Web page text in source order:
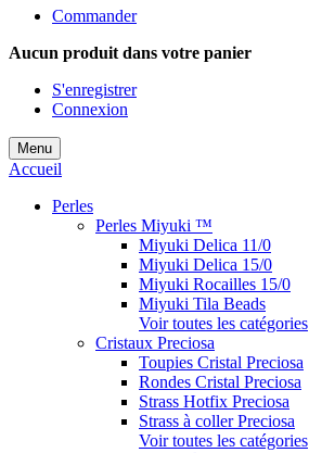
Commander
Aucun produit dans votre panier
S'enregistrer
Connexion
Menu
Accueil
Perles
Perles Miyuki ™
Miyuki Delica 11/0
Miyuki Delica 15/0
Miyuki Rocailles 15/0
Miyuki Tila Beads
Voir toutes les catégories
Cristaux Preciosa
Toupies Cristal Preciosa
Rondes Cristal Preciosa
Strass Hotfix Preciosa
Strass à coller Preciosa
Voir toutes les catégories